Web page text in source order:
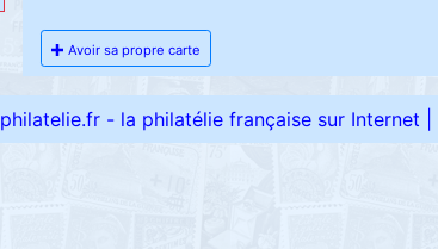
Avoir sa propre carte
philatelie.fr - la philatélie française sur Internet